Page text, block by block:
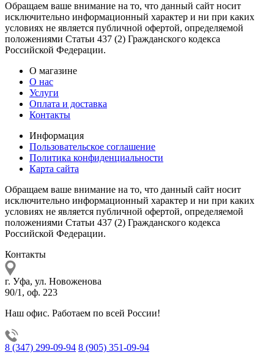
Обращаем ваше внимание на то, что данный сайт носит
исключительно информационный характер и ни при каких
условиях не является публичной офертой, определяемой
положениями Статьи 437 (2) Гражданского кодекса
Российской Федерации.
О магазине
О нас
Услуги
Оплата и доставка
Контакты
Информация
Пользовательское соглашение
Политика конфиденциальности
Карта сайта
Обращаем ваше внимание на то, что данный сайт носит
исключительно информационный характер и ни при каких
условиях не является публичной офертой, определяемой
положениями Статьи 437 (2) Гражданского кодекса
Российской Федерации.
Контакты
г. Уфа, ул. Новоженова
90/1, оф. 223
Наш офис. Работаем по всей России!
8 (347) 299-09-94 8 (905) 351-09-94